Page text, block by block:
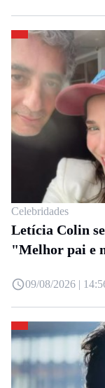
Celebridades
Letícia Colin
"Melhor pai e
09/08/2026 |